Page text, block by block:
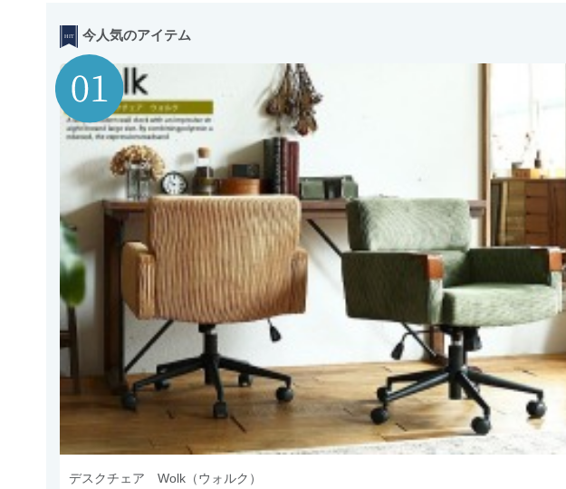
今人気のアイテム
デスクチェア Wolk（ウォルク）